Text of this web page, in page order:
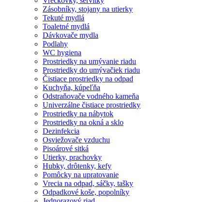
Zásobníky, stojany na utierky
Tekuté mydlá
Toaletné mydlá
Dávkovače mydla
Podlahy
WC hygiena
Prostriedky na umývanie riadu
Prostriedky do umývačiek riadu
Čistiace prostriedky na odpad
Kuchyňa, kúpeľňa
Odstraňovače vodného kameňa
Univerzálne čistiace prostriedky
Prostriedky na nábytok
Prostriedky na okná a sklo
Dezinfekcia
Osviežovače vzduchu
Pisoárové sitká
Utierky, prachovky
Hubky, drôtenky, kefy
Pomôcky na upratovanie
Vrecia na odpad, sáčky, tašky
Odpadkové koše, popolníky